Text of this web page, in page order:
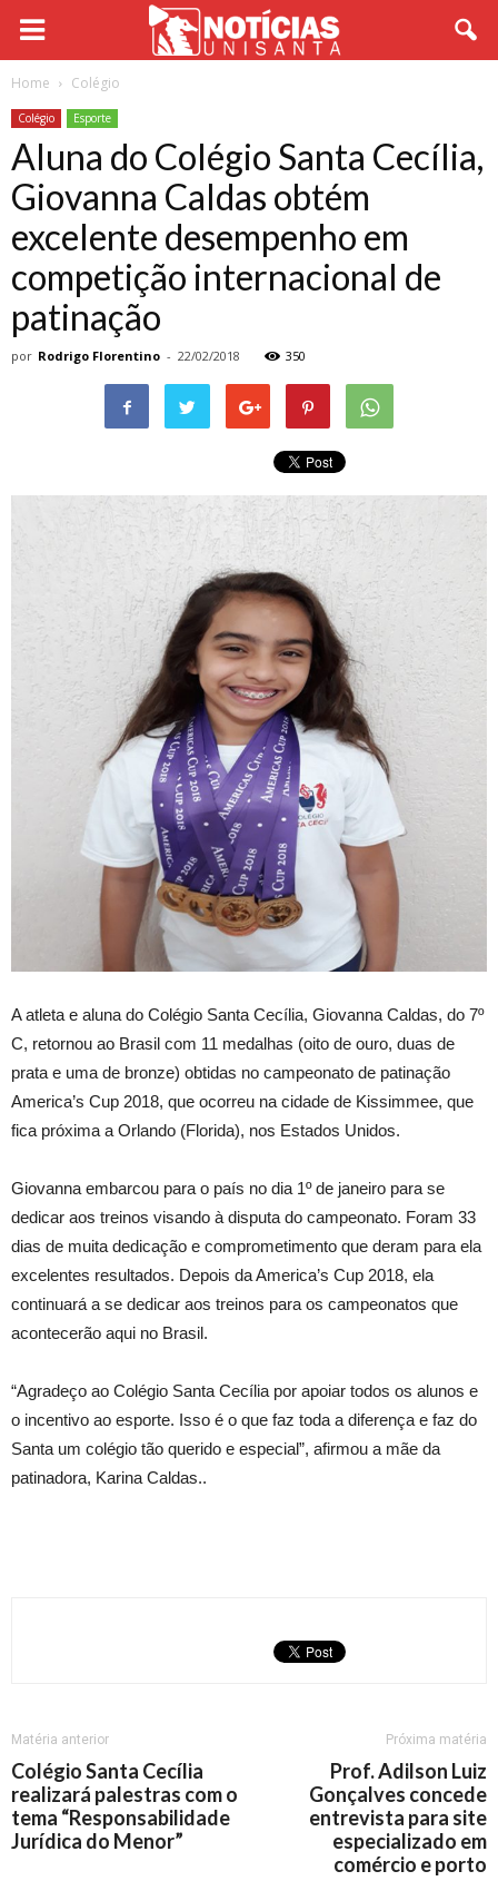
Home Colégio
Colégio Esporte
Aluna do Colégio Santa Cecília,
Giovanna Caldas obtém
excelente desempenho em
competição internacional de
patinação
por Rodrigo Florentino - 22/02/2018 350
A atleta e aluna do Colégio Santa Cecília, Giovanna Caldas, do 7º
C, retornou ao Brasil com 11 medalhas (oito de ouro, duas de
prata e uma de bronze) obtidas no campeonato de patinação
America’s Cup 2018, que ocorreu na cidade de Kissimmee, que
fica próxima a Orlando (Florida), nos Estados Unidos.
Giovanna embarcou para o país no dia 1º de janeiro para se
dedicar aos treinos visando à disputa do campeonato. Foram 33
dias de muita dedicação e comprometimento que deram para ela
excelentes resultados. Depois da America’s Cup 2018, ela
continuará a se dedicar aos treinos para os campeonatos que
acontecerão aqui no Brasil.
“Agradeço ao Colégio Santa Cecília por apoiar todos os alunos e
o incentivo ao esporte. Isso é o que faz toda a diferença e faz do
Santa um colégio tão querido e especial”, afirmou a mãe da
patinadora, Karina Caldas..
Matéria anterior
Colégio Santa Cecília
realizará palestras com o
tema “Responsabilidade
Jurídica do Menor”
Próxima matéria
Prof. Adilson Luiz
Gonçalves concede
entrevista para site
especializado em
comércio e porto